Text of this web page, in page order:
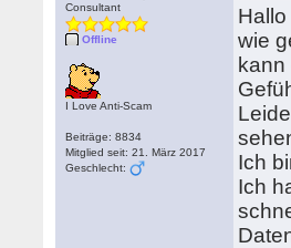
Consultant
Offline
I Love Anti-Scam
Beiträge: 8834
Mitglied seit: 21. März 2017
Geschlecht:
wie
Ich
Ich